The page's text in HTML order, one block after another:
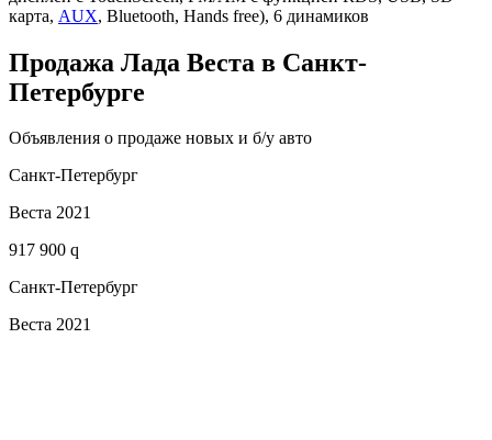
карта, AUX, Bluetooth, Hands free), 6 динамиков
Продажа Лада Веста в Санкт-
Петербурге
Объявления о продаже новых и б/у авто
Санкт-Петербург
Веста 2021
917 900 q
Санкт-Петербург
Веста 2021